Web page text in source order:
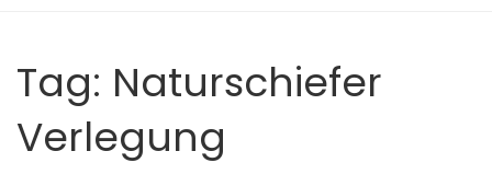
Tag: Naturschiefer
Verlegung